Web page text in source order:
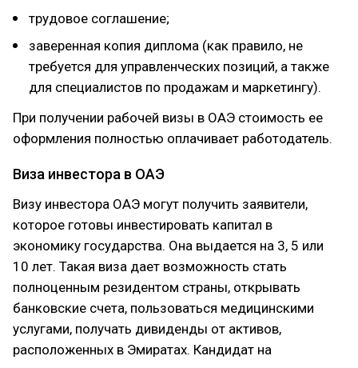
трудовое соглашение;
заверенная копия диплома (как правило, не
требуется для управленческих позиций, а также
для специалистов по продажам и маркетингу).
При получении рабочей визы в ОАЭ стоимость ее
оформления полностью оплачивает работодатель.
Виза инвестора в ОАЭ
Визу инвестора ОАЭ могут получить заявители,
которое готовы инвестировать капитал в
экономику государства. Она выдается на 3, 5 или
10 лет. Такая виза дает возможность стать
полноценным резидентом страны, открывать
банковские счета, пользоваться медицинскими
услугами, получать дивиденды от активов,
расположенных в Эмиратах. Кандидат на